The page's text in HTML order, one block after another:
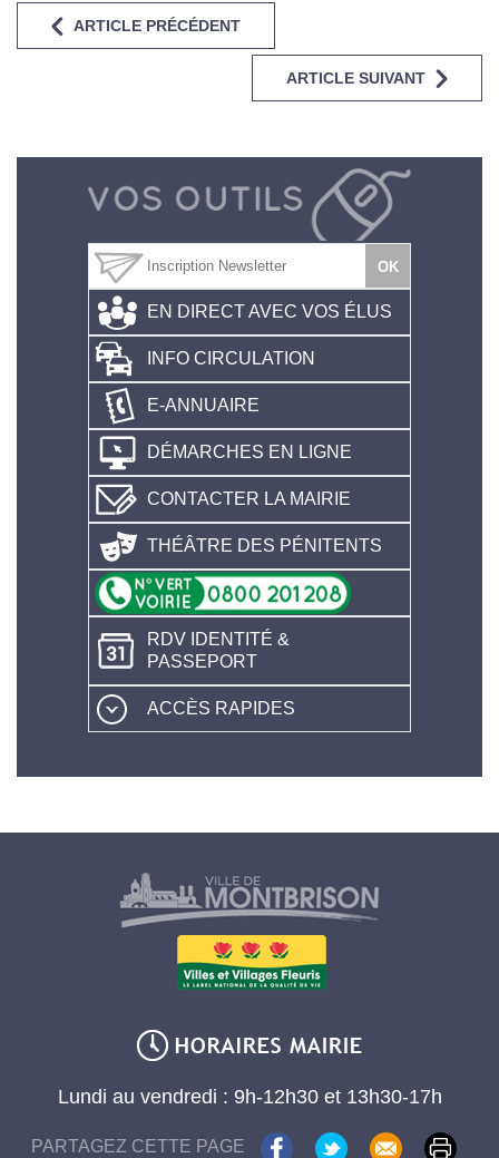
ARTICLE PRÉCÉDENT
ARTICLE SUIVANT
EN DIRECT AVEC VOS ÉLUS
INFO CIRCULATION
E-ANNUAIRE
DÉMARCHES EN LIGNE
CONTACTER LA MAIRIE
THÉÂTRE DES PÉNITENTS
RDV IDENTITÉ &
PASSEPORT
ACCÈS RAPIDES
Lundi au vendredi : 9h-12h30 et 13h30-17h
PARTAGEZ CETTE PAGE